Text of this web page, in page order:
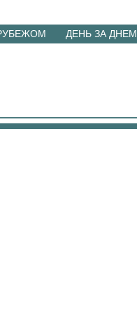
ДЕНЬ ЗА ДНЕМ